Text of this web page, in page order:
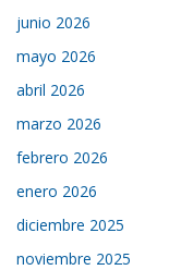
junio 2026
mayo 2026
abril 2026
marzo 2026
febrero 2026
enero 2026
diciembre 2025
noviembre 2025